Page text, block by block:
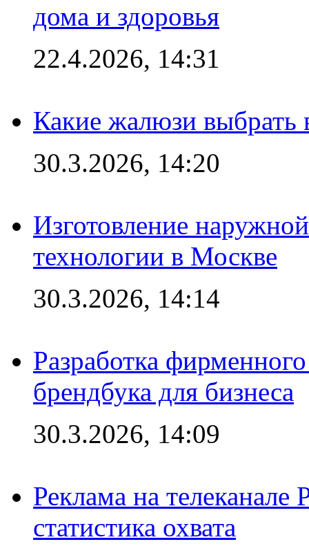
дома и здоровья
22.4.2026, 14:31
Какие жалюзи выбрать
30.3.2026, 14:20
Изготовление
технологии в Москве
30.3.2026, 14:14
Разработка
брендбука для бизнеса
30.3.2026, 14:09
Реклама на
статистика охвата